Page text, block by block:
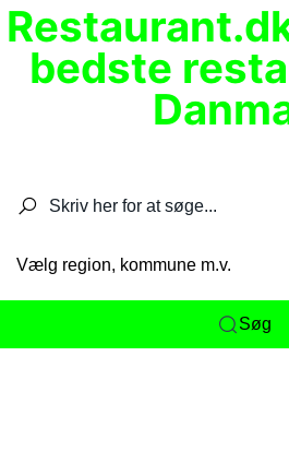
bedste
Vælg region, kommune m.v.
Søg